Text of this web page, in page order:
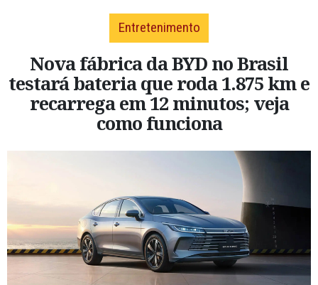
Entretenimento
Nova fábrica da BYD no Brasil
testará bateria que roda 1.875 km e
recarrega em 12 minutos; veja
como funciona